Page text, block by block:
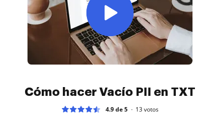
Cómo hacer Vacío PII en TXT
4.9 de 5 13votos